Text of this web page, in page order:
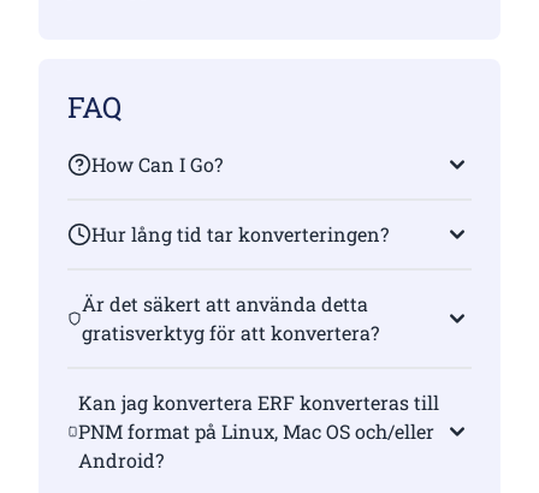
FAQ
How Can I Go?
Hur lång tid tar konverteringen?
Är det säkert att använda detta
gratisverktyg för att konvertera?
Kan jag konvertera ERF konverteras till
PNM format på Linux, Mac OS och/eller
Android?